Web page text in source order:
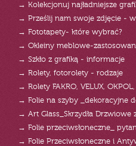
→ Kolekcjonuj najładniejsze
→ Prześlij nam swoje zdjęcie -
→ Fototapety- które wybrać?
→ Okleiny meblowe-
→ Szkło z grafiką - informacje
→ Rolety, fotorolety - rodzaje
→ Rolety FAKRO, VELUX,
→ Folie na szyby _dekoracyjne
→ Art Glass_Skrzydła Drzwiowe
→ Folie przeciwsłoneczne_
→ Folie Przeciwsłoneczne i